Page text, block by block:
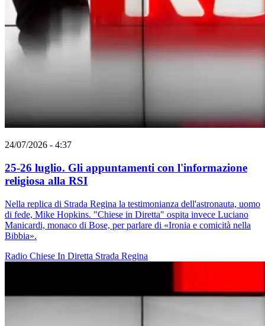
24/07/2026 - 4:37
25-26 luglio. Gli appuntamenti con l'informazione
religiosa alla RSI
Nella replica di Strada Regina la testimonianza dell'astronauta, uomo
di fede, Mike Hopkins. "Chiese in Diretta" ospita invece Luciano
Manicardi, monaco di Bose, per parlare di «Ironia e comicità nella
Bibbia».
Radio Chiese In Diretta Strada Regina